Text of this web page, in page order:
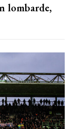
lombarde,